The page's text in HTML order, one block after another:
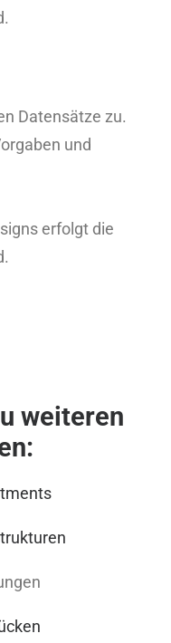
Datensätze zu.
und
erfolgt die
weiteren